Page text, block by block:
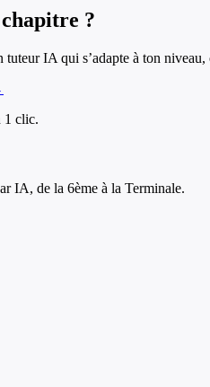
?
IA qui s’adapte à ton
1 clic.
IA, de la 6ème à la Terminale.